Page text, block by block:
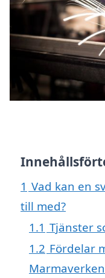
1 Vad kan en
till med?
1.1 Tjänster
1.2 Fördelar
Marmaverken